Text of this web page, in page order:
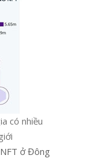
có nhiều
ở Đông